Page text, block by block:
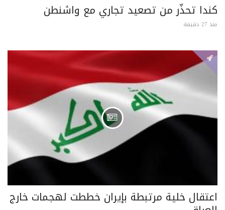
كندا تحذّر من تصعيد تجاري مع واشنطن
منذ 27 دقيقة
اعتقال خلية مرتبطة بإيران خططت لهجمات خارج